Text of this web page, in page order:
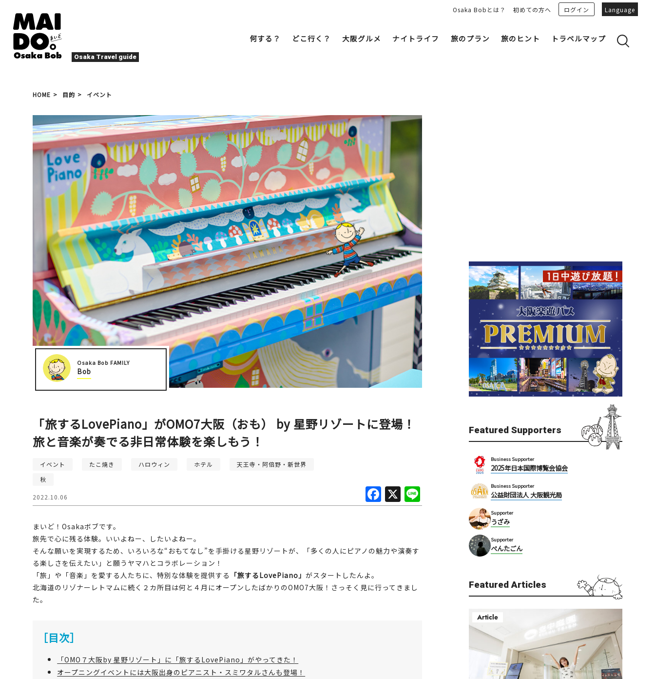
Osaka Travel guide
Osaka Bobとは？ 初めての方へ ログイン Language
何する？
ナイトライフ
エンターテイメント
アクティビティ
文化・歴史
癒やし
アート
スポーツ
四季・自然
宿泊
大阪人
その他
春 夏 秋 冬
文化・歴史 展望台
街歩き
天神祭り 建造物 夜景
どこ行く？
キタ（梅田・北新地）
ミナミ
（道頓堀・難波・
心斎橋・日本橋）
天王寺・阿倍野・新世界
大阪城周辺
ベイエリア
（USJ・海遊館）
新大阪・十三
堺・泉北
泉南
（KIX・りんくう・岸和田）
その他
すべての目的地を見る
大阪グルメ
ローカルフード たこ焼き 居酒屋 ラーメン
焼肉 スイーツ カフェ 酒
ナイトライフ
旅のプラン
旅のヒント
トラベルマップ
HOME 目的 イベント
Osaka Bob FAMILY
Bob
「旅するLovePiano」がOMO7大阪（おも） by 星野リゾートに登場！
旅と音楽が奏でる非日常体験を楽しもう！
F
a
b
o
X
イベント たこ焼き ハロウィン ホテル
天王寺・阿倍野・新世界
秋
2022.10.06
まいど！Osakaボブです。
旅先で心に残る体験。いいよねー、したいよねー。
そんな願いを実現するため、いろいろな“おもてなし”を手掛ける星野リゾートが、「多くの人にピアノの魅力や演奏す
る楽しさを伝えたい」と願うヤマハとコラボレーション！
「旅」や「音楽」を愛する人たちに、特別な体験を提供する 「旅するLovePiano」がスタートしたんよ。
北海道のリゾナーレトマムに続く２カ所目は何と４月にオープンしたばかりのOMO7大阪！さっそく見に行ってきまし
た。
［目次］
「OMO７大阪by 星野リゾート」に「旅するLovePiano」がやってきた！
オープニングイベントには大阪出身のピアニスト・スミワタルさんも登場！
Featured Supporters
Business Supporter
2025年日本国際博覧会協会
Business Supporter
公益財団法人 大阪観光局
Supporter
うざみ
Supporter
ぺんたごん
Featured Articles
Article